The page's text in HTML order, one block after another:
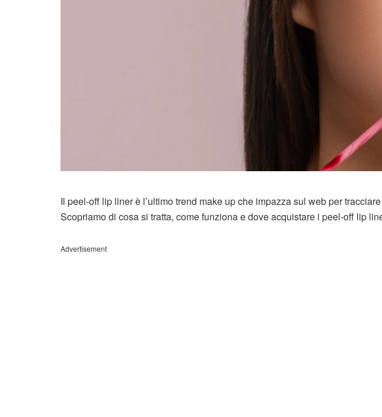
Il peel-off lip liner è l’ultimo trend make up che impazza sul web per
Scopriamo di cosa si tratta, come funziona e dove acquistare i peel-off lip
Advertisement